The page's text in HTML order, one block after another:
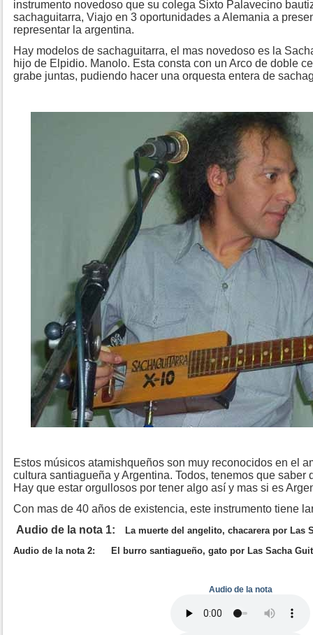
instrumento novedoso que su colega Sixto Palavecino
sachaguitarra, Viajo en 3 oportunidades a Alemania a
representar la argentina.
Hay modelos de sachaguitarra, el mas novedoso es la
hijo de Elpidio. Manolo. Esta consta con un Arco de doble
grabe juntas, pudiendo hacer una orquesta entera de
Estos músicos atamishqueños son muy reconocidos en el
cultura santiagueña y Argentina. Todos, tenemos que saber
Hay que estar orgullosos por tener algo así y mas si es
Con mas de 40 años de existencia, este instrumento tiene
Audio de la nota 1:
La muerte del angelito, chacarera por Las
Audio de la nota 2:
El burro santiagueño, gato por Las Sacha
Audio de la nota